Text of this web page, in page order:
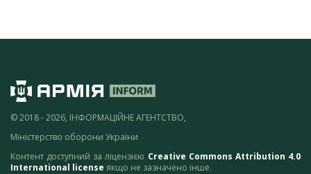
© 2018 - 2026, ІНФОРМАЦІЙНЕ АГЕНТСТВО,
Міністерство оборони України
Контент доступний за ліцензією Creative Commons Attribution 4.0
International license якщо не зазначено інше.